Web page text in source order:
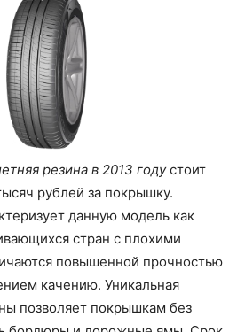
резина в 2013 годустоит
рублей за покрышку.
данную модель как
стран с плохими
повышенной прочностью
качению. Уникальная
позволяет покрышкам без